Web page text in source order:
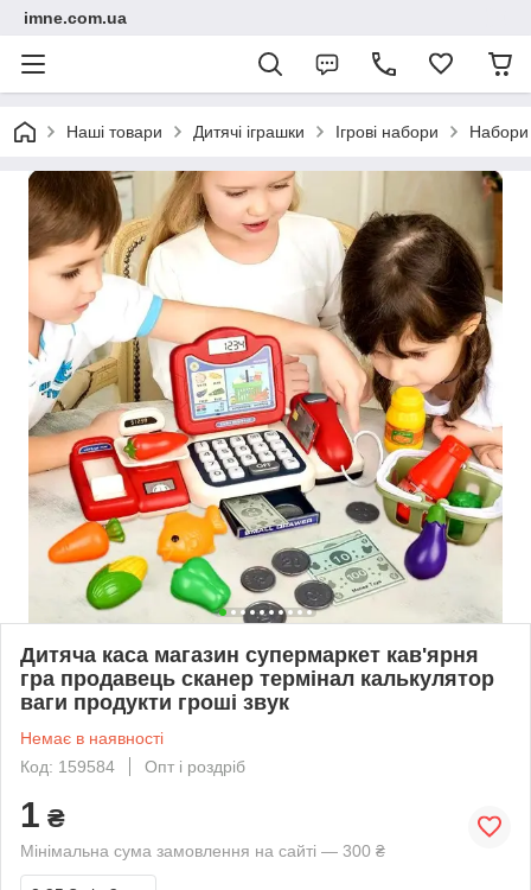
imne.com.ua
Наші товари Дитячі іграшки Ігрові набори Набори
Дитяча каса магазин супермаркет кав'ярня
гра продавець сканер термінал калькулятор
ваги продукти гроші звук
Немає в наявності
Код: 159584
Опт і роздріб
1 ₴
Мінімальна сума замовлення на сайті — 300 ₴